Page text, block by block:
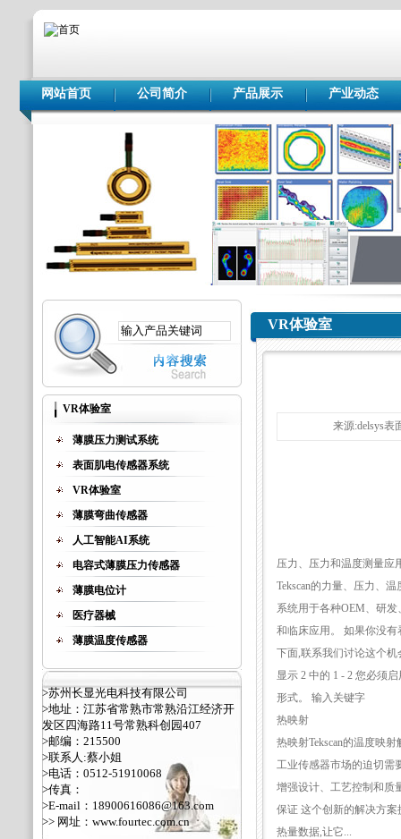
网站首页 公司简介 产品展示 产业动态
VR体验室
薄膜压力测试系统
表面肌电传感器系统
VR体验室
薄膜弯曲传感器
人工智能AI系统
电容式薄膜压力传感器
薄膜电位计
医疗器械
薄膜温度传感器
>苏州长显光电科技有限公司
>地址：江苏省常熟市常熟沿江经济开
发区四海路11号常熟科创园407
>邮编：215500
>联系人:蔡小姐
>电话：0512-51910068
>传真：
>E-mail：18900616086@163.com
>> 网址： www.fourtec.com.cn
VR体验室
来源:delsys表
压力、压力和温度测量应
Tekscan的力量、压力、
系统用于各种OEM、研发
和临床应用。 如果你没有
下面,联系我们讨论这个机
显示 2 中的 1 - 2 您必须
形式。 输入关键字
热映射
热映射Tekscan的温度映射
工业传感器市场的迫切需
增强设计、工艺控制和质
保证 这个创新的解决方
热量数据,让它...